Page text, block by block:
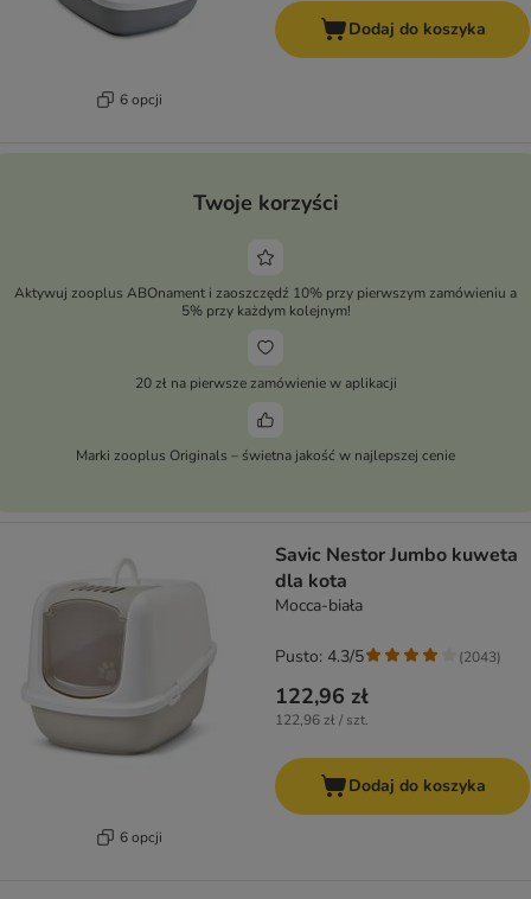
6 opcji
Dodaj do koszyka
Twoje korzyści
Aktywuj zooplus ABOnament i zaoszczędź 10% przy pierwszym zamówieniu a
5% przy każdym kolejnym!
20 zł na pierwsze zamówienie w aplikacji
Marki zooplus Originals – świetna jakość w najlepszej cenie
6 opcji
Savic Nestor Jumbo kuweta
dla kota
Mocca-biała
122,96 zł
122,96 zł / szt.
Pusto: 4.3/5 (2043)
Dodaj do koszyka